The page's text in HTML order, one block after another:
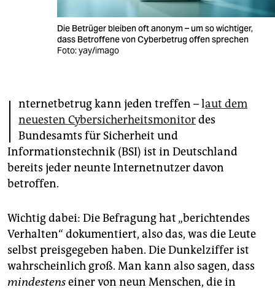
fragen & hilfe
genossenschaft
epaper login
Die Betrüger bleiben oft anonym – um so wichtiger,
dass Betroffene von Cyberbetrug offen sprechen
Foto: yay/imago
I nternetbetrug kann jeden treffen – laut dem
neuesten Cybersicherheitsmonitordes
Bundesamts für Sicherheit und
Informationstechnik (BSI) ist in Deutschland
bereits jeder neunte Internetnutzer davon
betroffen.
Wichtig dabei: Die Befragung hat „berichtendes
Verhalten“ dokumentiert, also das, was die Leute
selbst preisgegeben haben. Die Dunkelziffer ist
wahrscheinlich groß. Man kann also sagen, dass
mindestenseiner von neun Menschen, die in